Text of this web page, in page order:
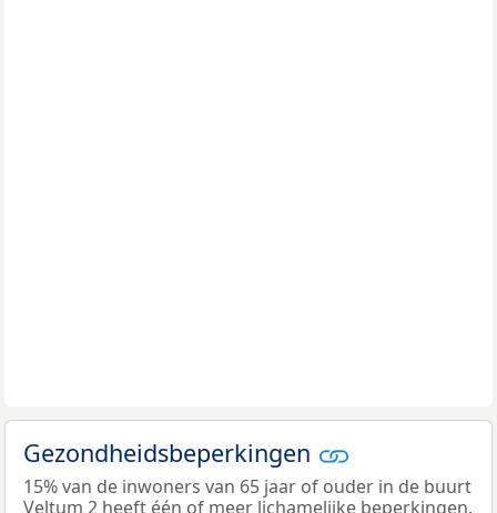
Gezondheidsbeperkingen
15% van de inwoners van 65 jaar of ouder in de buurt
Veltum 2 heeft één of meer lichamelijke beperkingen.